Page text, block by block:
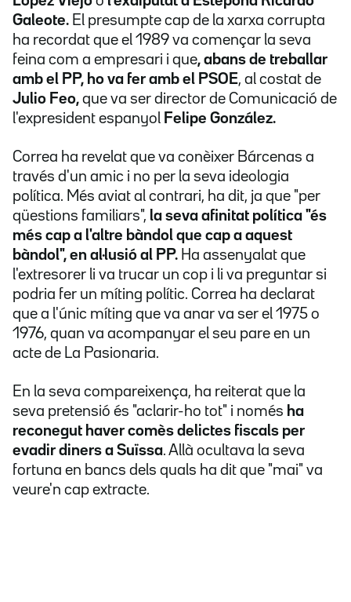
Galeote. El presumpte cap de la xarxa corrupta
ha recordat que el 1989 va començar la seva
feina com a empresari i que, abans de treballar
amb el PP, ho va fer amb el PSOE, al costat de
Julio Feo, que va ser director de Comunicació de
l'expresident espanyol Felipe González.
Correa ha revelat que va conèixer Bárcenas a
través d'un amic i no per la seva ideologia
política. Més aviat al contrari, ha dit, ja que "per
qüestions familiars", la seva afinitat política "és
més cap a l'altre bàndol que cap a aquest
bàndol", en al·lusió al PP. Ha assenyalat que
l'extresorer li va trucar un cop i li va preguntar si
podria fer un míting polític. Correa ha declarat
que a l'únic míting que va anar va ser el 1975 o
1976, quan va acompanyar el seu pare en un
acte de La Pasionaria.
En la seva compareixença, ha reiterat que la
seva pretensió és "aclarir-ho tot" i només ha
reconegut haver comès delictes fiscals per
evadir diners a Suïssa. Allà ocultava la seva
fortuna en bancs dels quals ha dit que "mai" va
veure'n cap extracte.